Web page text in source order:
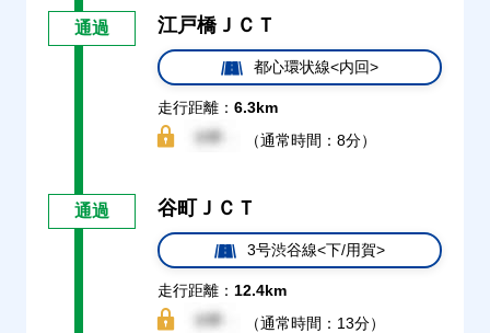
通過 江戸橋ＪＣＴ
都心環状線<内回>
走行距離： 6.3km
（通常時間：8分）
通過 谷町ＪＣＴ
3号渋谷線<下/用賀>
走行距離： 12.4km
（通常時間：13分）